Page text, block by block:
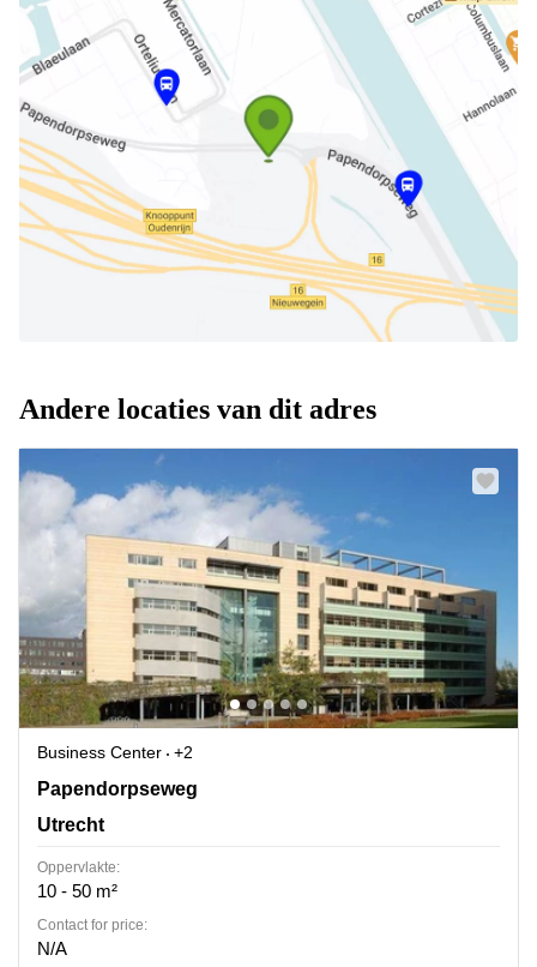
Andere locaties van dit adres
Business Center
+2
Papendorpseweg 99, Utrecht
Papendorpseweg
Utrecht
Oppervlakte:
10 - 50 m²
Contact for price:
N/A